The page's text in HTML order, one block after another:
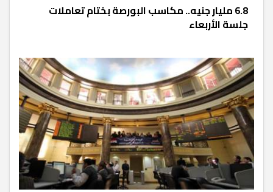
6.8 مليار جنيه.. مكاسب البورصة بختام تعاملات
جلسة الأربعاء